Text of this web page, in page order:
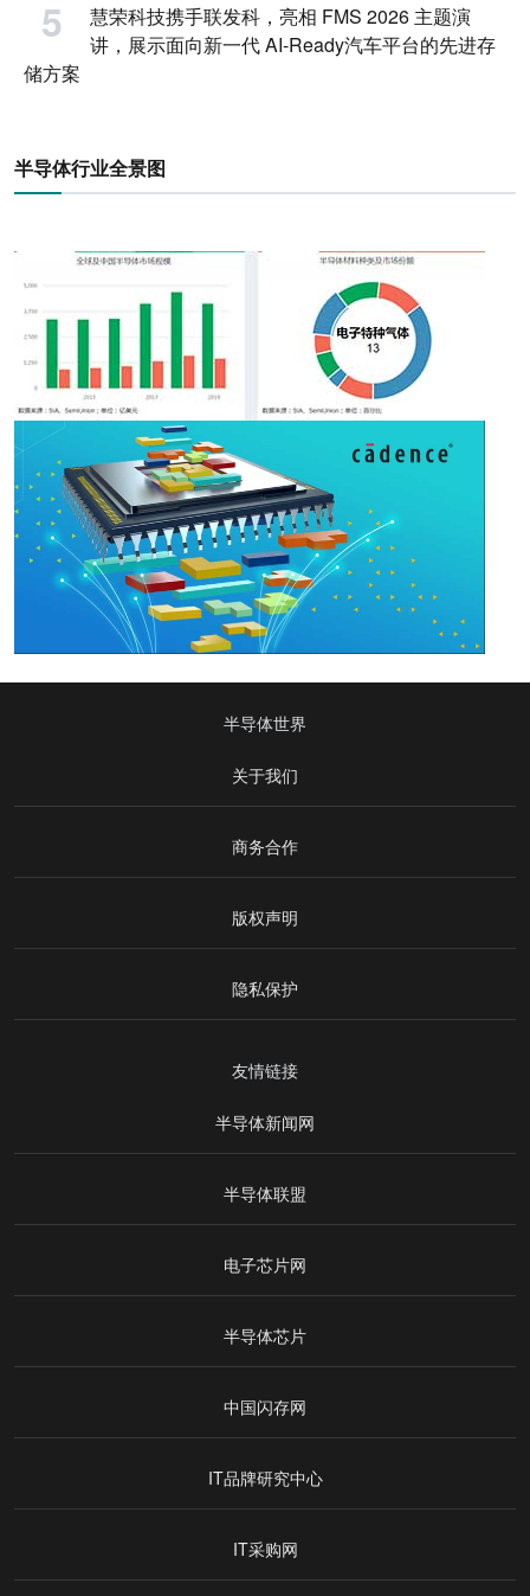
慧荣科技携手联发科，亮相 FMS 2026 主题演
讲，展示面向新一代 AI-Ready汽车平台的先进存
储方案
半导体行业全景图
半导体世界
关于我们
商务合作
版权声明
隐私保护
友情链接
半导体新闻网
半导体联盟
电子芯片网
半导体芯片
中国闪存网
IT品牌研究中心
IT采购网